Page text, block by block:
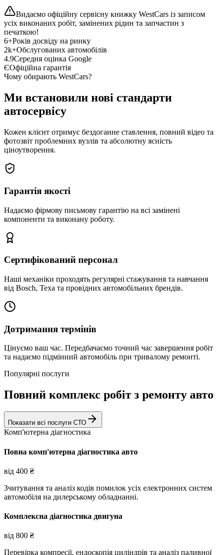
Видаємо офіційну сервісну книжку WestCars із записом
усіх виконаних робіт, замінених рідин та запчастин з
печаткою!
6+Років досвіду на ринку
2k+Обслугованих автомобілів
4.9Середня оцінка Google
ЄОфіційна гарантія
Чому обирають WestCars?
Ми встановили нові стандарти
автосервісу
Кожен клієнт отримує бездоганне ставлення, повний відео та
фотозвіт проблемних вузлів та абсолютну ясність
ціноутворення.
Гарантія якості
Надаємо фірмову письмову гарантію на всі замінені
компоненти та виконану роботу.
Сертифікований персонал
Наші механіки проходять регулярні стажування та навчання
від Bosch, Texa та провідних автомобільних брендів.
Дотримання термінів
Цінуємо ваш час. Передбачаємо точний час завершення робіт
та надаємо підмінний автомобіль при тривалому ремонті.
Популярні послуги
Повний комплекс робіт з ремонту авто
Показати всі послуги СТО
Комп'ютерна діагностика
Повна комп'ютерна діагностика авто
від 400 ₴
Зчитування та аналіз кодів помилок усіх електронних систем
автомобіля на дилерському обладнанні.
Комплексна діагностика двигуна
від 800 ₴
Перевірка компресії, ендоскопія циліндрів та аналіз паливної